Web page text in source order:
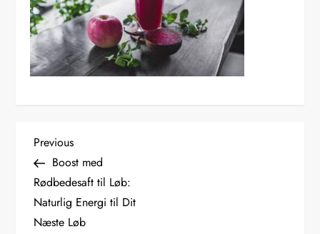
I
n
d
Previous
Post
Previous
Boost med
Rødbedesaft til Løb:
Naturlig Energi til Dit
Næste Løb